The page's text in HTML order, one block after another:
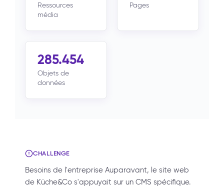
Ressources
média
Pages
285.454
Objets de
données
CHALLENGE
Besoins de l'entreprise Auparavant, le site web
de Küche&Co s'appuyait sur un CMS spécifique.